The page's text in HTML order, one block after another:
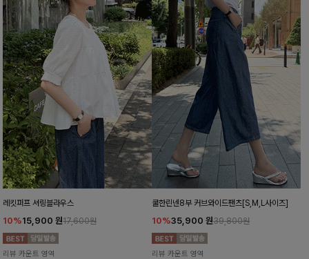
레킷퍼프 셔링블라우스
10%15,900 원17,600원
리뷰 카운트 영역
쿨한린넨8부 커브와이드팬츠[S,M,L사이즈]
10%35,900 원39,800원
리뷰 카운트 영역